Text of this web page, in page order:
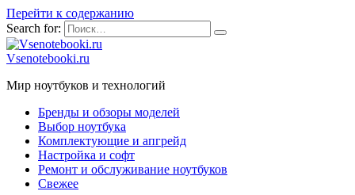
Перейти к содержанию
Search for:
Vsenotebooki.ru
Мир ноутбуков и технологий
Бренды и обзоры моделей
Выбор ноутбука
Комплектующие и апгрейд
Настройка и софт
Ремонт и обслуживание ноутбуков
Свежее